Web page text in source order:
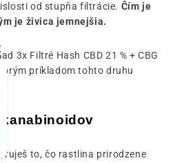
od stupňa filtrácie. Čím je
je živica jemnejšia.
3x Filtré Hash CBD 21 % + CBG
príkladom tohto druhu
to, čo rastlina prirodzene